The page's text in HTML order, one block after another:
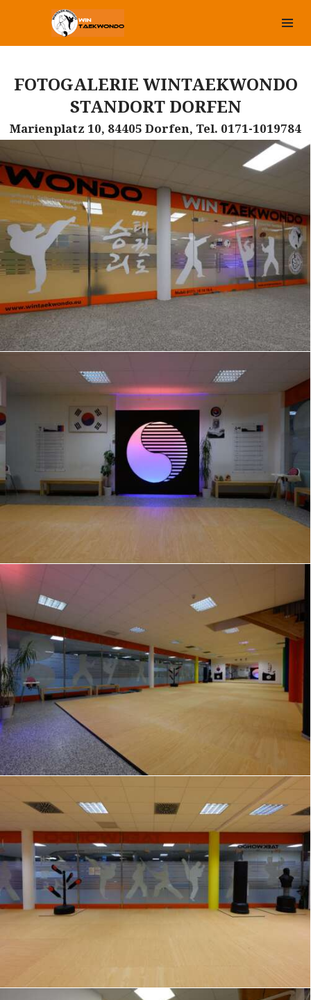
HOME
LEITUNG
KURSPROGRAMME
STANDORTE
UNTERRICHTSPLÄNE
KONTAKT
BERUFSAUSBILDUNG
PST-TRAINING
FOTOGALERIE WINTAEKWONDO
STANDORT DORFEN
Marienplatz 10, 84405 Dorfen, Tel. 0171-1019784